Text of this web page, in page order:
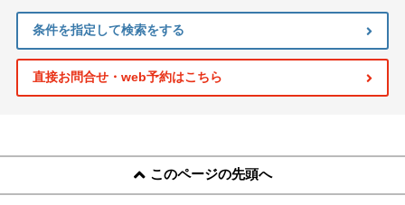
条件を指定して検索をする
直接お問合せ・web予約はこちら
このページの先頭へ